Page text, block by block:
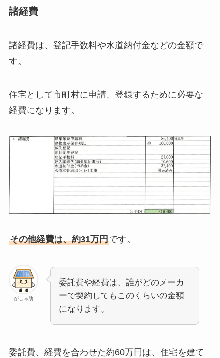
諸経費
諸経費は、登記手数料や水道納付金などの金額で
す。
住宅として市町村に申請、登録するために必要な
経費になります。
その他経費は、約31万円です。
がしゃ助
委託費や経費は、誰がどのメーカ
ーで契約してもこのくらいの金額
になります。
委託費、経費を合わせた約60万円は、住宅を建て